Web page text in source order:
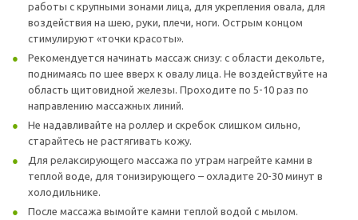
работы с крупными зонами лица, для укрепления овала, для
воздействия на шею, руки, плечи, ноги. Острым концом
стимулируют «точки красоты».
Рекомендуется начинать массаж снизу: с области декольте,
поднимаясь по шее вверх к овалу лица. Не воздействуйте на
область щитовидной железы. Проходите по 5-10 раз по
направлению массажных линий.
Не надавливайте на роллер и скребок слишком сильно,
старайтесь не растягивать кожу.
Для релаксирующего массажа по утрам нагрейте камни в
теплой воде, для тонизирующего – охладите 20-30 минут в
холодильнике.
После массажа вымойте камни теплой водой с мылом.